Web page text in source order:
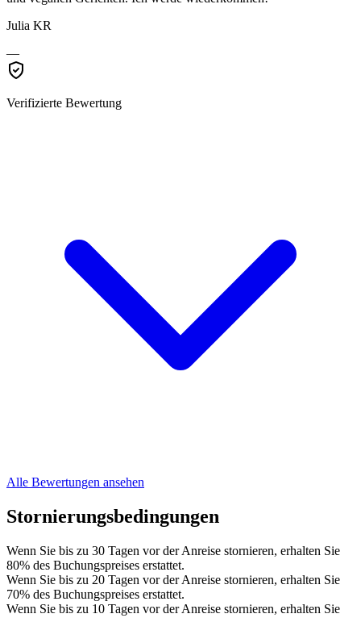
Julia KR
—
Verifizierte Bewertung
Alle Bewertungen ansehen
Stornierungsbedingungen
Wenn Sie bis zu 30 Tagen vor der Anreise stornieren, erhalten Sie
80% des Buchungspreises erstattet.
Wenn Sie bis zu 20 Tagen vor der Anreise stornieren, erhalten Sie
70% des Buchungspreises erstattet.
Wenn Sie bis zu 10 Tagen vor der Anreise stornieren, erhalten Sie